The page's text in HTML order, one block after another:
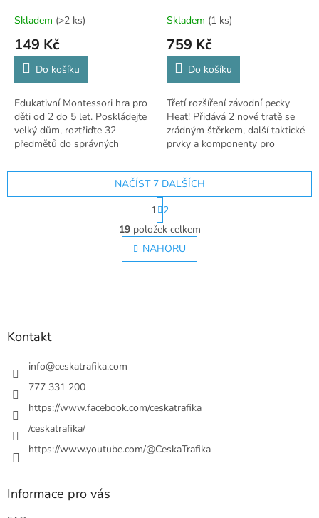
Skladem (>2 ks)
149 Kč
Do košíku
Edukativní Montessori hra pro
děti od 2 do 5 let. Poskládejte
velký dům, roztřiďte 32
předmětů do správných
Skladem (1 ks)
759 Kč
Do košíku
Třetí rozšíření závodní pecky
Heat! Přidává 2 nové tratě se
zrádným štěrkem, další taktické
prvky a komponenty pro
O
v
l
á
ý
s
NAČÍST 7 DALŠÍCH
S
t
r
á
n
k
v
1 2
19položek celkem
NAHORU
Z
Kontakt
info@ceskatrafika.com
777 331 200
https://www.facebook.com/ceskatrafika
/ceskatrafika/
https://www.youtube.com/@CeskaTrafika
Informace pro vás